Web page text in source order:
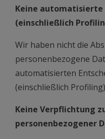
Keine automatisierte
(einschließlich
Wir haben nicht die
personenbezogene
automatisierten
(einschließlich
Keine Verpflichtung
personenbezogener